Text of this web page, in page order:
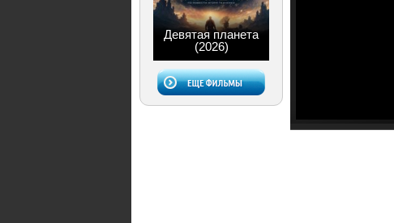
Девятая планета
(2026)